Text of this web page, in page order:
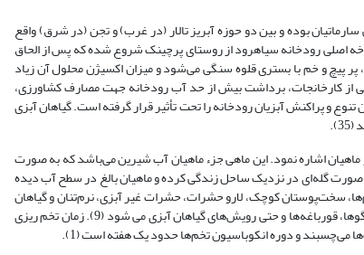
بوده و بین دو حوزه آبریز تالار (در غرب) و تجن (در شرق) واقع
اصلی رودخانه سیاهرود از روستای پرچینک شروع شده که پس از الحاق
پر پیچ و خم با بستری قلوه سنگی می­‌شود و میزان اکسیژن محلول آن زیاد
از کارخانجات، برداشت بیش از حد آب رودخانه جهت مصارف کشاورزی،
و پراکنش آبزیان رودخانه را تحت تأثیر قرار گرفته است. گیاهان آبزی
ماهیان اشاره نمود. این ماهی جزء ماهیان آب شیرین می‌­باشد که به صورت
گله‌ای در نزدیک ساحل زندگی کرده و ماهیان بالغ در سطح آب دیده
لاروی از زئوپلانکتون‌ها تغذیه نموده (37) و بچه ماهیان از کرم‌‌ها، سخت‌پوستان کوچک، لارو حشرات، حشرات غیر آبزی، نرم‌تنان و گیاهان
آبزی تغذیه می‌ کنند. با افزایش سن ماهیان، رژیم غذایی آن‌ها معطوف به تخم سایر ماهیان، بچه ماهیان، میگو‌ها، قورباغه‌ها و حتی رویش‌­های گیاهان آبزی می ‌شود (9). زمان تخم ریزی
می‌چسبند و دوره انکوباسیون تخم‌ها حدود یک هفته است (1).